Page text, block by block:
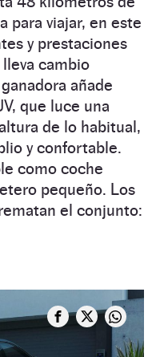
para viajar, en este
y prestaciones
cambio
añade
que luce una
de lo habitual,
y confortable.
como coche
pequeño. Los
el conjunto: